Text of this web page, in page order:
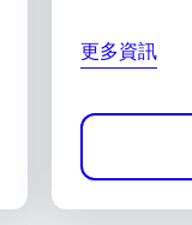
更多資訊